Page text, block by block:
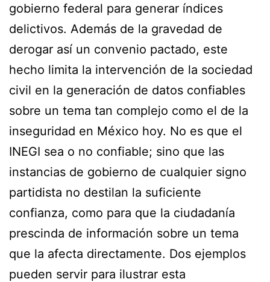
gobierno federal para generar índices
delictivos. Además de la gravedad de
derogar así un convenio pactado, este
hecho limita la intervención de la sociedad
civil en la generación de datos confiables
sobre un tema tan complejo como el de la
inseguridad en México hoy. No es que el
INEGI sea o no confiable; sino que las
instancias de gobierno de cualquier signo
partidista no destilan la suficiente
confianza, como para que la ciudadanía
prescinda de información sobre un tema
que la afecta directamente. Dos ejemplos
pueden servir para ilustrar esta